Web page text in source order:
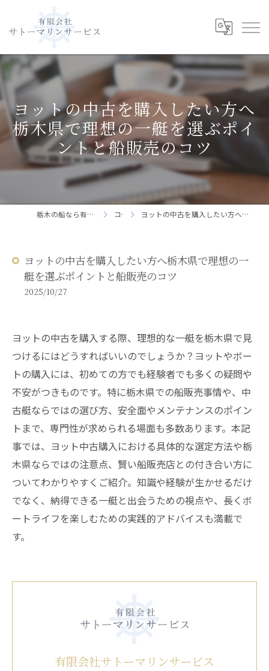
ヨットの中古を購入したい方へ
栃木県で理想の一艇を選ぶポイ
ントと船販売のコツ
栃木の船なら有限会社サトーマリンサービス コラム ヨットの中古を購入したい方へ栃木県で理想の一艇を選ぶポイントと船販売のコツ
ヨットの中古を購入したい方へ栃木県で理想の一
艇を選ぶポイントと船販売のコツ
2025/10/27
ヨットの中古を購入する際、理想的な一艇を栃木県で見
つけるにはどうすればいいのでしょうか？ヨットやボー
トの購入には、初めての方でも経験者でも多くの疑問や
不安がつきものです。特に栃木県での船販売事情や、中
古艇ならではの選び方、安全面やメンテナンスのポイン
トまで、専門性が求められる場面も多数あります。本記
事では、ヨット中古購入における具体的な選定方法や栃
木県ならではの注意点、賢い船販売店との付き合い方に
ついてわかりやすくご紹介。知識や経験が生かせるだけ
でなく、納得できる一艇と出会うための視点や、長くボ
ートライフを楽しむための実践的アドバイスも満載で
す。
有限会社サトーマリンサービス